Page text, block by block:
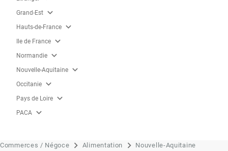
Grand-Est expand_more
Hauts-de-France expand_more
Ile de France expand_more
Normandie expand_more
Nouvelle-Aquitaine expand_more
Occitanie expand_more
Pays de Loire expand_more
PACA expand_more
Commerces / Négoce Alimentation
Nouvelle-Aquitaine